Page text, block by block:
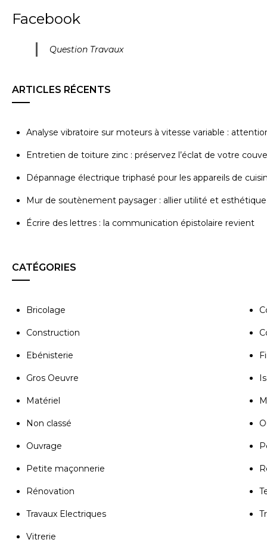
Facebook
Question Travaux
ARTICLES RÉCENTS
Analyse vibratoire sur moteurs à vitesse variable :
Entretien de toiture zinc : préservez l’éclat de votre
Dépannage électrique triphasé pour les appareils de
Mur de soutènement paysager : allier utilité et esthétique
Écrire des lettres : la communication épistolaire revient
CATÉGORIES
Bricolage
Construction
Ebénisterie
Gros Oeuvre
Matériel
Non classé
Ouvrage
Petite maçonnerie
Rénovation
Travaux Electriques
Vitrerie